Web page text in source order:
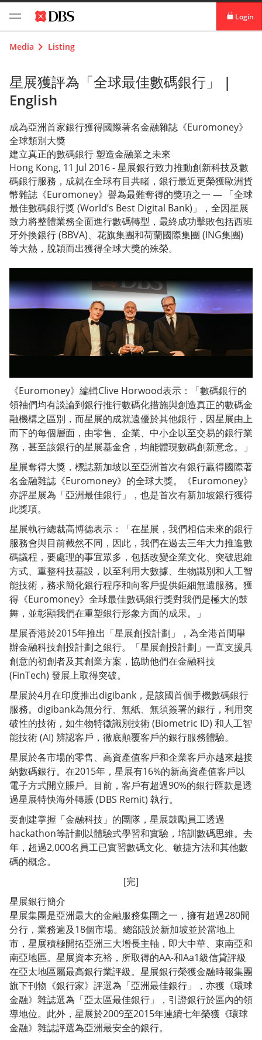
Login
Media Listing
星展獲評為「全球最佳數碼銀行」 |
English
成為亞洲首家銀行獲得國際著名金融雜誌《Euromoney》
全球類別大獎
建立真正的數碼銀行 塑造金融業之未來
Hong Kong, 11 Jul 2016 - 星展銀行致力推動創新科技及數
碼銀行服務，成就在全球有目共睹，銀行最近更榮獲歐洲貨
幣雜誌《Euromoney》譽為最難奪得的獎項之一 — 「全球
最佳數碼銀行獎 (World’s Best Digital Bank)」，全因星展
致力將整體業務全面進行數碼轉型，最終成功擊敗包括西班
牙外換銀行 (BBVA)、花旗集團和荷蘭國際集團 (ING集團)
等大熱，脫穎而出獲得全球大獎的殊榮。
《Euromoney》編輯Clive Horwood表示：「數碼銀行的
領袖們均有談論到銀行推行數碼化措施與創造真正的數碼金
融機構之區別，而星展的成就遠優於其他銀行，因星展由上
而下的每個層面，由零售、企業、中小企以至交易的銀行業
務，甚至該銀行的星展基金會，均能體現數碼創新意念。」
星展奪得大獎，標誌新加坡以至亞洲首次有銀行贏得國際著
名金融雜誌《Euromoney》的全球大獎。《Euromoney》
亦評星展為「亞洲最佳銀行」，也是首次有新加坡銀行獲得
此獎項。
星展執行總裁高博德表示：「在星展，我們相信未來的銀行
服務會與目前截然不同，因此，我們在過去三年大力推進數
碼議程，要處理的事宜眾多，包括改變企業文化、突破思維
方式、重整科技基設，以至利用大數據、生物識別和人工智
能技術，務求簡化銀行程序和向客戶提供鉅細無遺服務。獲
得《Euromoney》全球最佳數碼銀行獎對我們是極大的鼓
舞，並彰顯我們在重塑銀行形象方面的成果。」
星展香港於2015年推出「星展創投計劃」，為全港首間舉
辦金融科技創投計劃之銀行。「星展創投計劃」一直支援具
創意的初創者及其創業方案，協助他們在金融科技
(FinTech) 發展上取得突破。
星展於4月在印度推出digibank，是該國首個手機數碼銀行
服務。digibank為無分行、無紙、無須簽署的銀行，利用突
破性的技術，如生物特徵識別技術 (Biometric ID) 和人工智
能技術 (AI) 辨認客戶，徹底顛覆客戶的銀行服務體驗。
星展於各市場的零售、高資產值客戶和企業客戶亦越來越接
納數碼銀行。在2015年，星展有16%的新高資產值客戶以
電子方式開立賬戶。目前，客戶有超過90%的銀行匯款是透
過星展特快海外轉賬 (DBS Remit) 執行。
要創建掌握「金融科技」的團隊，星展鼓勵員工透過
hackathon等計劃以體驗式學習和實驗，培訓數碼思維。去
年，超過2,000名員工已實習數碼文化、敏捷方法和其他數
碼的概念。
[完]
星展銀行簡介
星展集團是亞洲最大的金融服務集團之一，擁有超過280間
分行，業務遍及18個市場。總部設於新加坡並於當地上
市，星展積極開拓亞洲三大增長主軸，即大中華、東南亞和
南亞地區。星展資本充裕，所取得的AA-和Aa1級信貸評級
在亞太地區屬最高銀行業評級。星展銀行榮獲金融時報集團
旗下刊物《銀行家》評選為「亞洲最佳銀行」，亦獲《環球
金融》雜誌選為「亞太區最佳銀行」，引證銀行於區內的領
導地位。此外，星展於2009至2015年連續七年榮獲《環球
金融》雜誌評選為亞洲最安全的銀行。